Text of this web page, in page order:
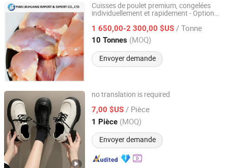
Cuisses de poulet premium, congelées
individuellement et rapidement - Option
1 650,00-2 300,00 $US / Tonne
10 Tonnes (MOQ)
Envoyer demande
Yiwu Jiuhuang Import and Export Co., Ltd.
Zhejiang, China
no translation is required
7,00 $US / Pièce
1 Pièce (MOQ)
Envoyer demande
SHANDONG YICHUN TRADING CO., LTD.
Shandong, China Depuis 2023